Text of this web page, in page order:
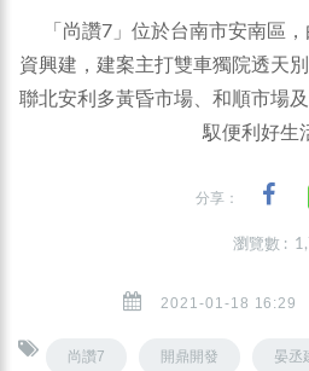
「尚讚7」位於台南市安南區，
資興建，建案主打雙車獨院透天
聯北安利多黃昏市場、和順市場
馭便利好生
分享：
瀏覽數 :
2021-01-18 16:29
尚讚7 開鼎開發 晏丞